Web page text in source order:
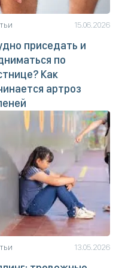
15.06.2026
приседать и
по
Как
артроз
13.05.2026